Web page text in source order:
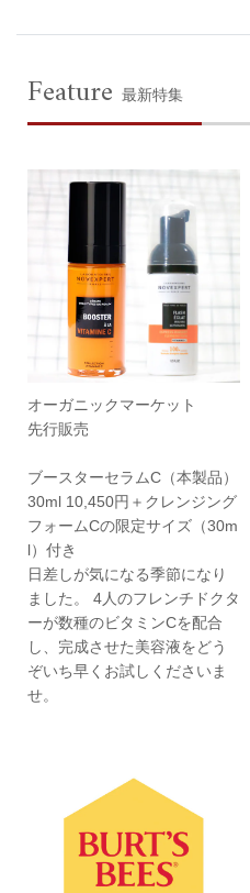
Feature 最新特集
オーガニックマーケット
先行販売
ブースターセラムC（本製品）
30ml 10,450円＋クレンジング
フォームCの限定サイズ（30m
l）付き
日差しが気になる季節になり
ました。 4人のフレンチドクタ
ーが数種のビタミンCを配合
し、完成させた美容液をどう
ぞいち早くお試しくださいま
せ。